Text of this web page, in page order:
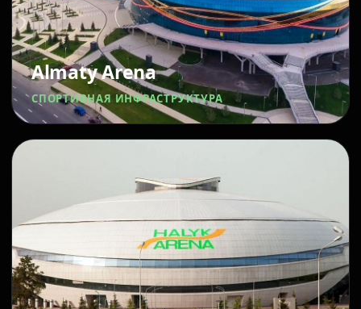
Almaty Arena
СПОРТИВНАЯ ИНФРАСТРУКТУРА